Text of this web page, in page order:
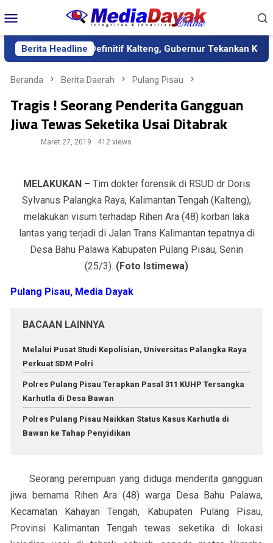
ke
kontenMobile
Berita Headline
Sekda Definitif Kalteng, Gubernur Tekankan Kerja Keras
Beranda Berita Daerah Pulang Pisau
Tragis ! Seorang Penderita Gangguan
Jiwa Tewas Seketika Usai Ditabrak
Maret 27, 2019 412 views
MELAKUKAN – Tim dokter forensik di RSUD dr Doris
Sylvanus Palangka Raya, Kalimantan Tengah (Kalteng),
melakukan visum terhadap Rihen Ara (48) korban laka
lantas yang terjadi di Jalan Trans Kalimantan tepatnya di
Desa Bahu Palawa Kabupaten Pulang Pisau, Senin
(25/3). (Foto Istimewa)
Pulang Pisau, Media Dayak
BACAAN LAINNYA
Melalui Pusat Studi Kepolisian, Universitas Palangka Raya
Perkuat SDM Polri
Polres Pulang Pisau Terapkan Pasal 311 KUHP Tersangka
Karhutla di Desa Bawan
Polres Pulang Pisau Naikkan Status Kasus Karhutla di
Bawan ke Tahap Penyidikan
Seorang perempuan yang diduga menderita gangguan
jiwa bernama Rihen Ara (48) warga Desa Bahu Palawa,
Kecamatan Kahayan Tengah, Kabupaten Pulang Pisau,
Provinsi Kalimantan Tengah tewas seketika di lokasi